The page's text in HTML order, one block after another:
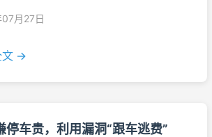
月27日
文 →
停车贵，利用漏洞“跟车逃费”